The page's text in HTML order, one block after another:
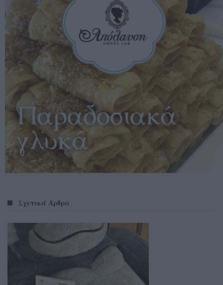
Σχετικά Άρθρα